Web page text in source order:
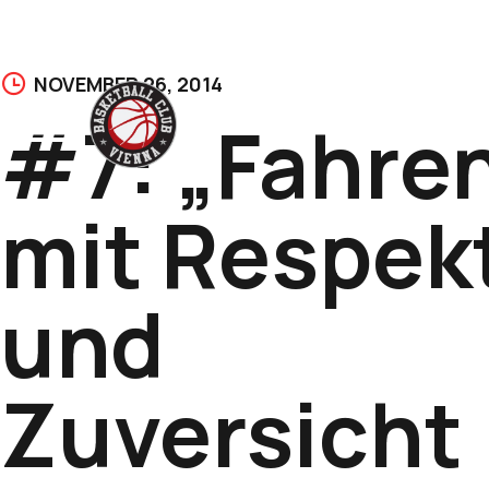
Skip
content
NOVEMBER 26, 2014
#7:
mit
und
Zuversicht